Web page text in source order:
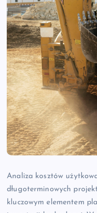
Analiza kosztów
długoterminowych
kluczowym elementem